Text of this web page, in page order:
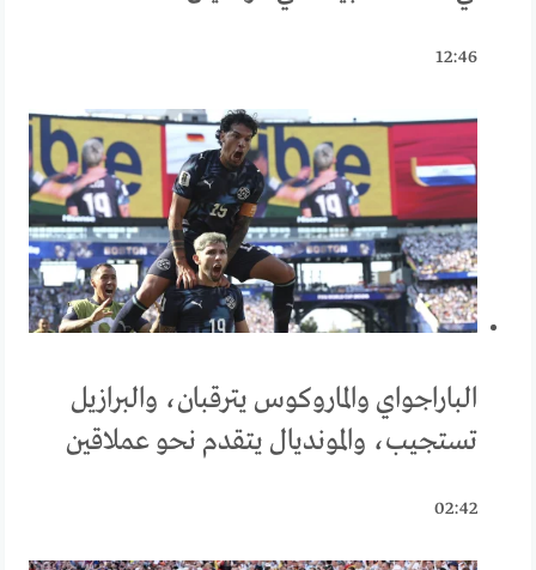
12:46
الباراجواي والماروكوس يترقبان، والبرازيل
تستجيب، والمونديال يتقدم نحو عملاقين
02:42